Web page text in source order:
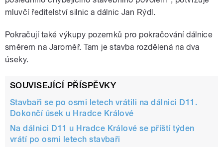
mluvčí ředitelství silnic a dálnic Jan Rýdl.
Pokračují také výkupy pozemků pro pokračování dálnice
směrem na Jaroměř. Tam je stavba rozdělená na dva
úseky.
SOUVISEJÍCÍ PŘÍSPĚVKY
Stavbaři se po osmi letech vrátili na dálnici D11.
Dokončí úsek u Hradce Králové
Na dálnici D11 u Hradce Králové se příští týden
vrátí po osmi letech stavbaři